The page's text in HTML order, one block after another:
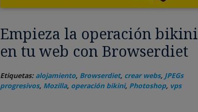
Empieza la operación bikini
en tu web con Browserdiet
Etiquetas: alojamiento, Browserdiet, crear webs, JPEGs
progresivos, Mozilla, operación bikini, Photoshop, vps